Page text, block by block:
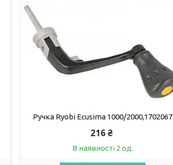
Ручка Ryobi Ecusima 1000/2000,1702067
216 ₴
В наявності 2 од.